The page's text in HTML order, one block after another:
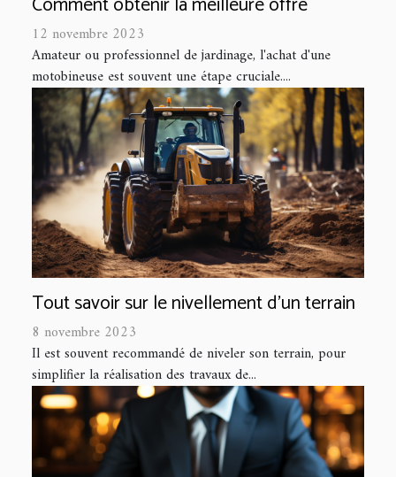
12 novembre 2023
Amateur ou professionnel de jardinage, l'achat d'une
motobineuse est souvent une étape cruciale....
Tout savoir sur le nivellement d’un terrain
8 novembre 2023
Il est souvent recommandé de niveler son terrain, pour
simplifier la réalisation des travaux de...